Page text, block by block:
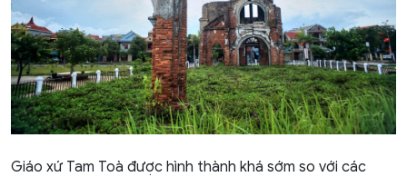
Giáo xứ Tam Toà được hình thành khá sớm so với các